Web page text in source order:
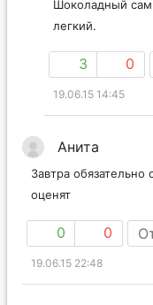
Шоколадный
легкий.
3 0
19.06.15 14:45
Анита
Завтра
оценят
0 0
19.06.15 22:48